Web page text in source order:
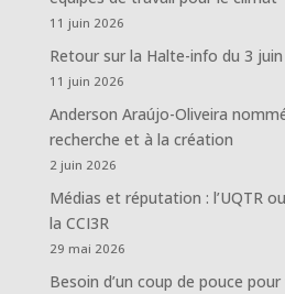
11 juin 2026
Retour sur la Halte-info du 3 juin
11 juin 2026
Anderson Araújo-Oliveira
recherche et à la création
2 juin 2026
Médias et réputation : l’UQTR
la CCI3R
29 mai 2026
Besoin d’un coup de pouce